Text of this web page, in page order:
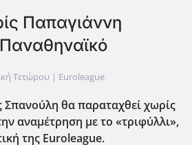
Παπαγιάννη
Τετώρου | Euroleague
θα παραταχθεί χωρίς
αναμέτρηση με το «τριφύλλι»,
της Euroleague.